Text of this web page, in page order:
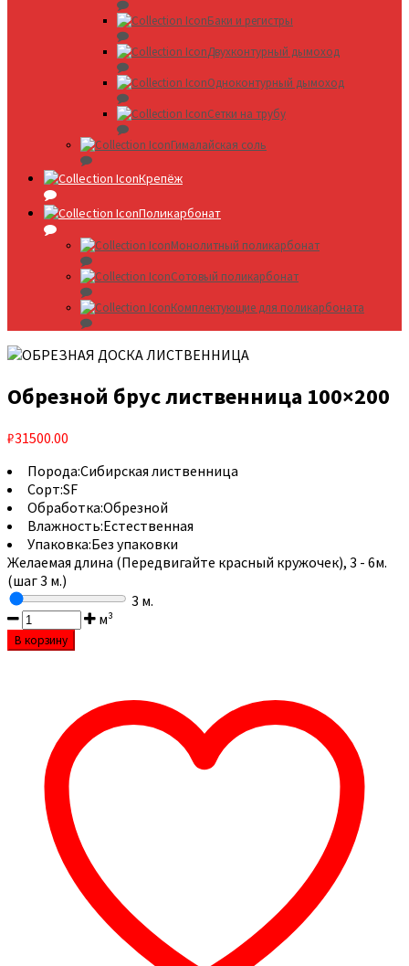
Баки и регистры
Двухконтурный дымоход
Одноконтурный дымоход
Сетки на трубу
Гималайская соль
Крепёж
Поликарбонат
Монолитный поликарбонат
Сотовый поликарбонат
Комплектующие для поликарбоната
Обрезной брус лиственница 100×200
₽31500.00
Порода:Сибирская лиственница
Сорт:SF
Обработка:Обрезной
Влажность:Естественная
Упаковка:Без упаковки
Желаемая длина (Передвигайте красный кружочек), 3 - 6м.
(шаг 3 м.)
3 м.
м³
В корзину